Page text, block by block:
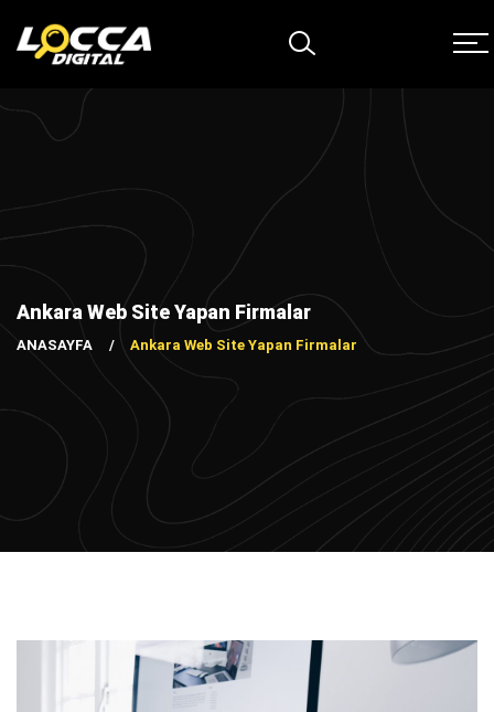
Ankara Web Site Yapan Firmalar
ANASAYFA Ankara Web Site Yapan Firmalar